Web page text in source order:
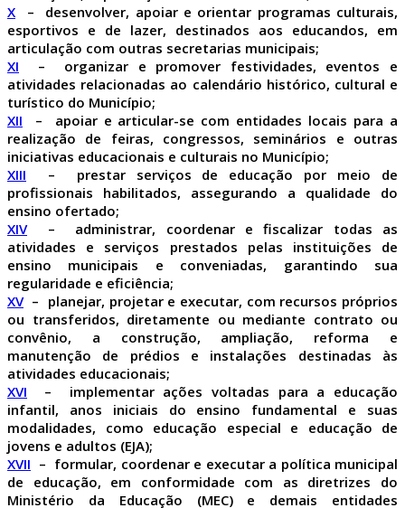
X – desenvolver, apoiar e orientar programas culturais,
esportivos e de lazer, destinados aos educandos, em
articulação com outras secretarias municipais;
XI – organizar e promover festividades, eventos e
atividades relacionadas ao calendário histórico, cultural e
turístico do Município;
XII – apoiar e articular-se com entidades locais para a
realização de feiras, congressos, seminários e outras
iniciativas educacionais e culturais no Município;
XIII – prestar serviços de educação por meio de
profissionais habilitados, assegurando a qualidade do
ensino ofertado;
XIV– administrar, coordenar e fiscalizar todas as
atividades e serviços prestados pelas instituições de
ensino municipais e conveniadas, garantindo sua
regularidade e eficiência;
XV– planejar, projetar e executar, com recursos próprios
ou transferidos, diretamente ou mediante contrato ou
convênio, a construção, ampliação, reforma e
manutenção de prédios e instalações destinadas às
atividades educacionais;
XVI – implementar ações voltadas para a educação
infantil, anos iniciais do ensino fundamental e suas
modalidades, como educação especial e educação de
jovens e adultos (EJA);
XVII – formular, coordenar e executar a política municipal
de educação, em conformidade com as diretrizes do
Ministério da Educação (MEC) e demais entidades